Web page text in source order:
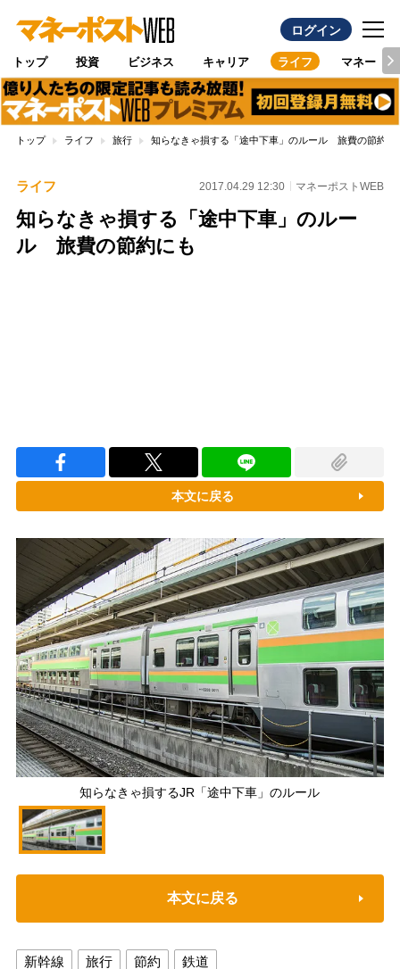
ログイン
トップ 投資 ビジネス キャリア ライフ マネー
トップ ライフ 旅行 知らなきゃ損する「途中下車」のルール 旅費の節約に
ライフ 2017.04.29 12:30 マネーポストWEB
知らなきゃ損する「途中下車」のルー
ル 旅費の節約にも
本文に戻る
知らなきゃ損するJR「途中下車」のルール
本文に戻る
新幹線 旅行 節約 鉄道